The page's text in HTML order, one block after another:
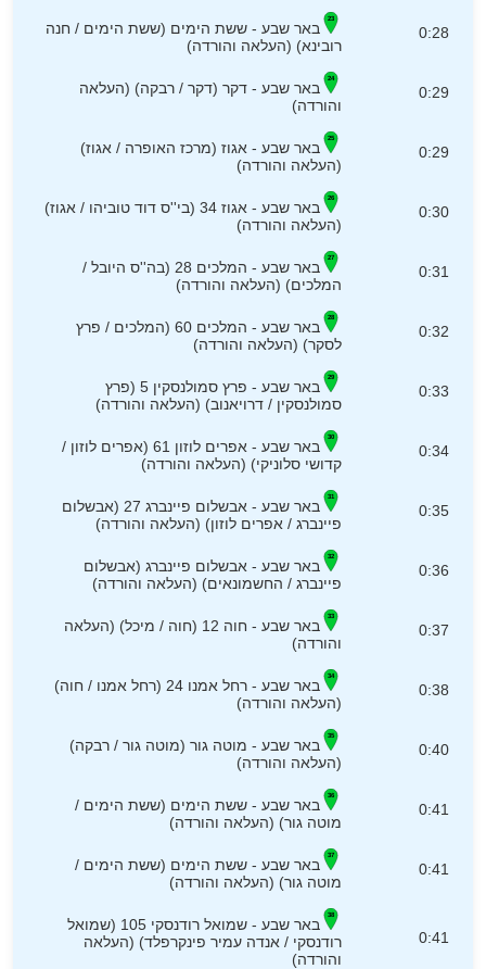
0:28
באר שבע - ששת הימים (ששת הימים / חנה
רובינא) (העלאה והורדה)
0:29
באר שבע - דקר (דקר / רבקה) (העלאה
והורדה)
0:29
באר שבע - אגוז (מרכז האופרה / אגוז)
(העלאה והורדה)
0:30
באר שבע - אגוז 34 (בי''ס דוד טוביהו / אגוז)
(העלאה והורדה)
0:31
באר שבע - המלכים 28 (בה''ס היובל /
המלכים) (העלאה והורדה)
0:32
באר שבע - המלכים 60 (המלכים / פרץ
לסקר) (העלאה והורדה)
0:33
באר שבע - פרץ סמולנסקין 5 (פרץ
סמולנסקין / דרויאנוב) (העלאה והורדה)
0:34
באר שבע - אפרים לוזון 61 (אפרים לוזון /
קדושי סלוניקי) (העלאה והורדה)
0:35
באר שבע - אבשלום פיינברג 27 (אבשלום
פיינברג / אפרים לוזון) (העלאה והורדה)
0:36
באר שבע - אבשלום פיינברג (אבשלום
פיינברג / החשמונאים) (העלאה והורדה)
0:37
באר שבע - חוה 12 (חוה / מיכל) (העלאה
והורדה)
0:38
באר שבע - רחל אמנו 24 (רחל אמנו / חוה)
(העלאה והורדה)
0:40
באר שבע - מוטה גור (מוטה גור / רבקה)
(העלאה והורדה)
0:41
באר שבע - ששת הימים (ששת הימים /
מוטה גור) (העלאה והורדה)
0:41
באר שבע - ששת הימים (ששת הימים /
מוטה גור) (העלאה והורדה)
0:41
באר שבע - שמואל רודנסקי 105 (שמואל
רודנסקי / אנדה עמיר פינקרפלד) (העלאה
והורדה)